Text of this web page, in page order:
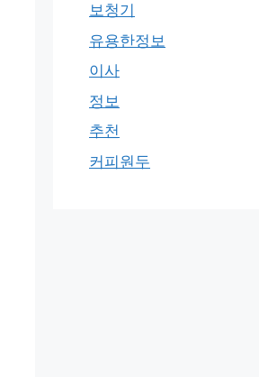
보청기
유용한정보
이사
정보
추천
커피원두